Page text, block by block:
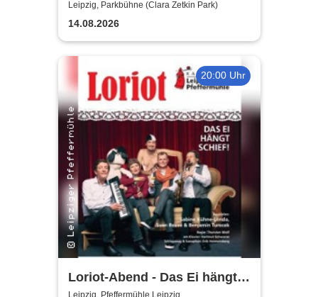
Leipzig, Parkbühne (Clara Zetkin Park)
14.08.2026
20:00 Uhr
Loriot-Abend - Das Ei hängt